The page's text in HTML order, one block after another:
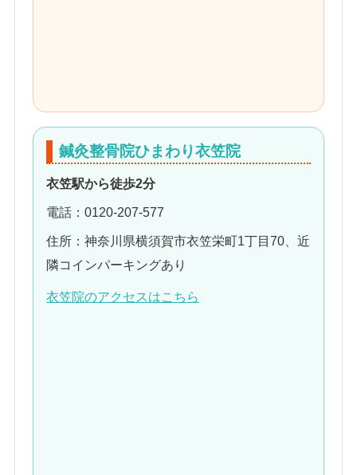
鍼灸整骨院ひまわり衣笠院
衣笠駅から徒歩2分
電話：0120-207-577
住所：神奈川県横須賀市衣笠栄町1丁目70、近
隣コインパーキングあり
衣笠院のアクセスはこちら